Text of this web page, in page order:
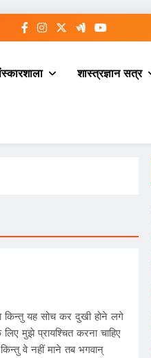
शास्त्रज्ञान सत्र
किन्तु यह सोच कर दुखी होने लगे
मुझे प्रायश्चित करना चाहिए
वे नहीं माने तब भगवान्